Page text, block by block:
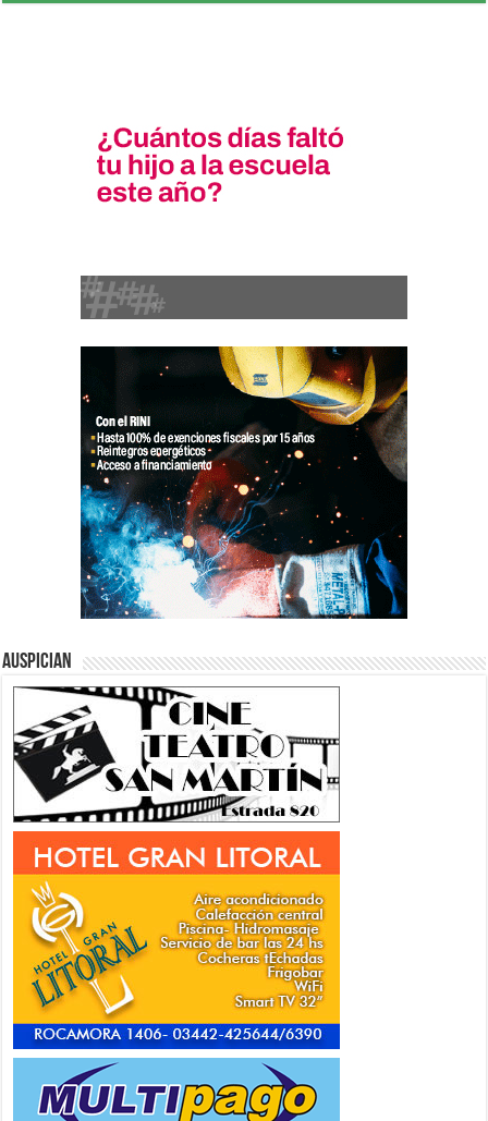
Auspician